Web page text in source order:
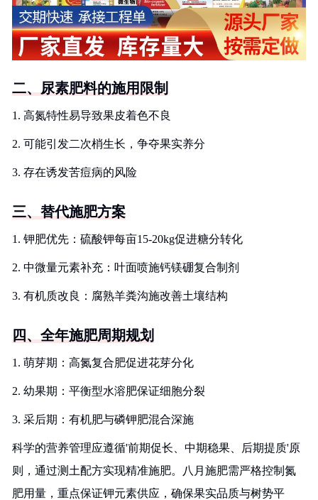
二、尿素肥料的施用限制
1. 高氮特性易导致果皮着色不良
2. 可能引发二次梢生长，争夺果实养分
3. 存在诱发苦痘病的风险
三、替代施肥方案
1. 钾肥优先：硫酸钾每亩15-20kg促进糖分转化
2. 中微量元素补充：叶面喷施钙镁硼复合制剂
3. 有机质改良：腐熟羊粪沟施改善土壤结构
四、全年施肥周期规划
1. 萌芽期：高氮复合肥促进花芽分化
2. 幼果期：平衡型水溶肥保证细胞分裂
3. 采后期：有机肥与磷钾肥混合深施
科学的营养管理应遵循'前期促长、中期稳果、后期提质'原
则，通过测土配方实现精准施肥。八月施肥需严格控制氮
肥用量，重点保证钾元素供应，确保果实品质与树势平